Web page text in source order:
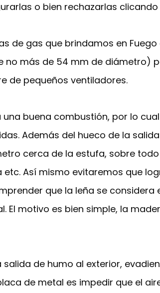
o bien rechazarlas
de gas que brindamos en
no más de 54 mm de diámetro)
de pequeños ventiladores.
buena combustión, por lo
Además del hueco de la
cerca de la estufa, sobre
Así mismo evitaremos que
que la leña se
El motivo es bien simple, la
de humo al exterior,
de metal es impedir que el